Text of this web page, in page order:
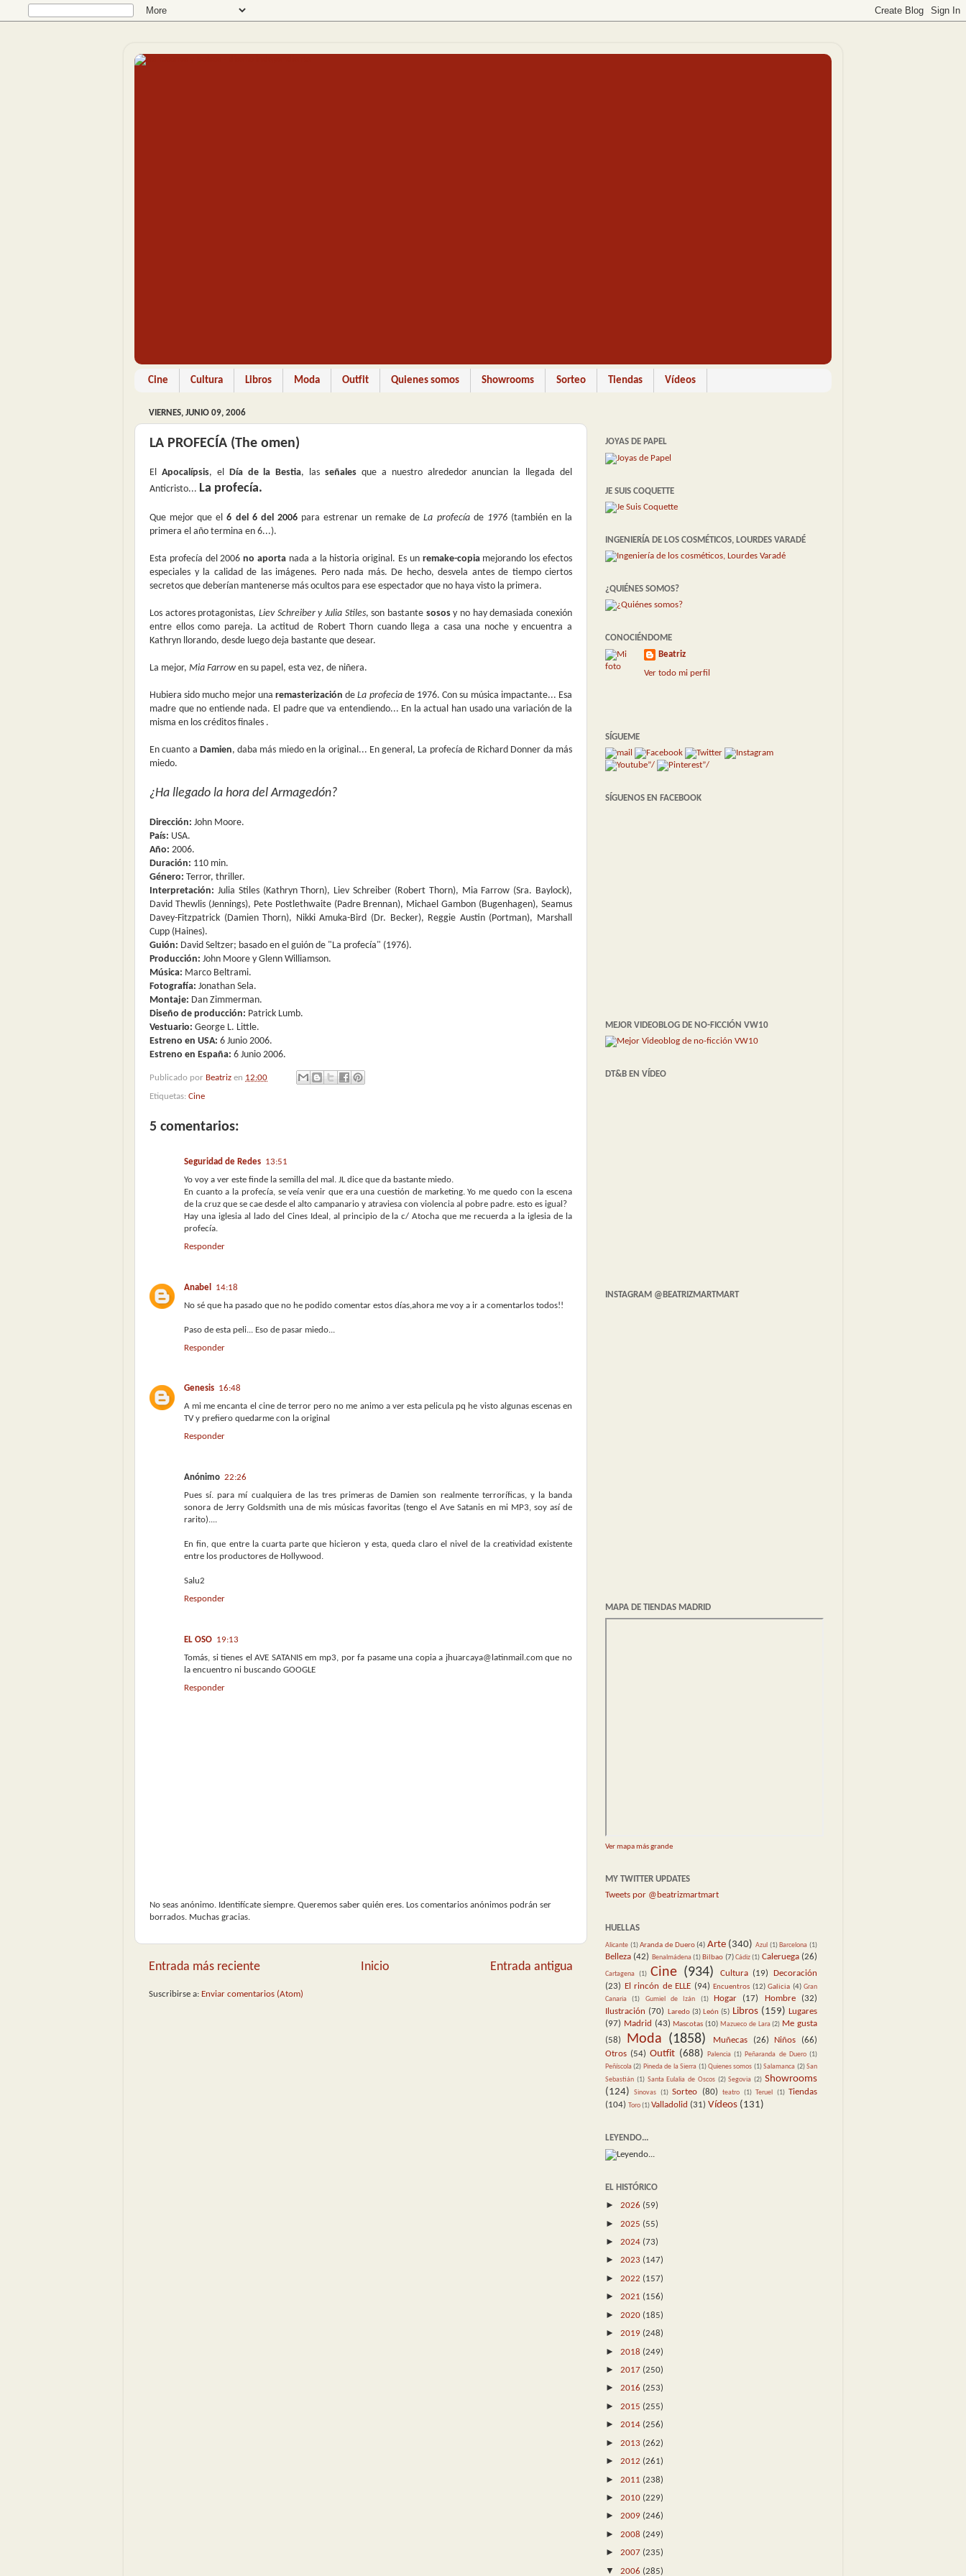
Cine Cultura Libros Moda Outfit Quienes somos Showrooms Sorteo Tiendas Vídeos
VIERNES, JUNIO 09, 2006
LA PROFECÍA (The omen)
El Apocalípsis, el Día de la Bestia, las señales que a nuestro alrededor anuncian la llegada del
Anticristo... La profecía.
Que mejor que el6 del 6 del 2006para estrenar un remake deLa profecíade 1976(también en la
primera el año termina en 6...).
Esta profecía del 2006no aporta nada a la historia original. Es un remake-copiamejorando los efectos
especiales y la calidad de las imágenes. Pero nada más. De hecho, desvela antes de tiempo ciertos
secretos que deberían mantenerse más ocultos para ese espectador que no haya visto la primera.
Los actores protagonistas, Liev Schreiber y Julia Stiles, son bastante sososy no hay demasiada conexión
entre ellos como pareja. La actitud de Robert Thorn cuando llega a casa una noche y encuentra a
Kathryn llorando, desde luego deja bastante que desear.
La mejor, Mia Farrow en su papel, esta vez, de niñera.
Hubiera sido mucho mejor una remasterización deLa profeciade 1976. Con su música impactante... Esa
madre que no entiende nada. El padre que va entendiendo... En la actual han usado una variación de la
misma en los créditos finales .
En cuanto a Damien, daba más miedo en la original... En general, La profecía de Richard Donner da más
miedo.
¿Ha llegado la hora del Armagedón?
Dirección: John Moore.
País: USA.
Año: 2006.
Duración: 110 min.
Género: Terror, thriller.
Interpretación: Julia Stiles (Kathryn Thorn), Liev Schreiber (Robert Thorn), Mia Farrow (Sra. Baylock),
David Thewlis (Jennings), Pete Postlethwaite (Padre Brennan), Michael Gambon (Bugenhagen), Seamus
Davey-Fitzpatrick (Damien Thorn), Nikki Amuka-Bird (Dr. Becker), Reggie Austin (Portman), Marshall
Cupp (Haines).
Guión: David Seltzer; basado en el guión de "La profecía" (1976).
Producción: John Moore y Glenn Williamson.
Música: Marco Beltrami.
Fotografía: Jonathan Sela.
Montaje: Dan Zimmerman.
Diseño de producción: Patrick Lumb.
Vestuario: George L. Little.
Estreno en USA: 6 Junio 2006.
Estreno en España: 6 Junio 2006.
Publicado por Beatriz en 12:00
Etiquetas: Cine
5 comentarios:
Seguridad de Redes 13:51
Yo voy a ver este finde la semilla del mal. JL dice que da bastante miedo.
En cuanto a la profecía, se veía venir que era una cuestión de marketing. Yo me quedo con la escena
de la cruz que se cae desde el alto campanario y atraviesa con violencia al pobre padre. esto es igual?
Hay una iglesia al lado del Cines Ideal, al principio de la c/ Atocha que me recuerda a la iglesia de la
profecía.
Responder
Anabel 14:18
No sé que ha pasado que no he podido comentar estos días,ahora me voy a ir a comentarlos todos!!
Paso de esta peli... Eso de pasar miedo...
Responder
Genesis 16:48
A mi me encanta el cine de terror pero no me animo a ver esta pelicula pq he visto algunas escenas en
TV y prefiero quedarme con la original
Responder
Anónimo 22:26
Pues sí. para mí cualquiera de las tres primeras de Damien son realmente terroríficas, y la banda
sonora de Jerry Goldsmith una de mis músicas favoritas (tengo el Ave Satanis en mi MP3, soy así de
rarito)....
En fin, que entre la cuarta parte que hicieron y esta, queda claro el nivel de la creatividad existente
entre los productores de Hollywood.
Salu2
Responder
EL OSO 19:13
Tomás, si tienes el AVE SATANIS em mp3, por fa pasame una copia a jhuarcaya@latinmail.com que no
la encuentro ni buscando GOOGLE
Responder
No seas anónimo. Identifícate siempre. Queremos saber quién eres. Los comentarios anónimos podrán ser
borrados. Muchas gracias.
Entrada más reciente Entrada antigua
Inicio
Suscribirse a: Enviar comentarios (Atom)
JOYAS DE PAPEL
JE SUIS COQUETTE
INGENIERÍA DE LOS COSMÉTICOS, LOURDES VARADÉ
¿QUIÉNES SOMOS?
CONOCIÉNDOME
Beatriz
Ver todo mi perfil
SÍGUEME
SÍGUENOS EN FACEBOOK
MEJOR VIDEOBLOG DE NO-FICCIÓN VW10
DT&B EN VÍDEO
INSTAGRAM @BEATRIZMARTMART
MAPA DE TIENDAS MADRID
Ver mapa más grande
MY TWITTER UPDATES
Tweets por @beatrizmartmart
HUELLAS
Alicante (1) Aranda de Duero (4) Arte (340) Azul (1) Barcelona (1)
Belleza (42) Benalmádena (1) Bilbao (7) Cádiz (1) Caleruega (26)
Cartagena (1) Cine (934) Cultura (19)
Decoración
(23) El rincón de ELLE (94) Encuentros (12) Galicia (4) Gran
Canaria
(1) Gumiel de Izán (1) Hogar (17) Hombre
(32)
Ilustración (70) Laredo (3) León (5) Libros (159) Lugares
(97) Madrid (43) Mascotas (10) Mazueco de Lara (2) Me gusta
(58)
Moda (1858) Muñecas (26) Niños
(66)
Otros (54) Outfit (688) Palencia (1) Peñaranda de Duero (1)
Peñíscola (2) Pineda de la Sierra (1) Quienes somos (1) Salamanca (2) San
Sebastián (1) Santa Eulalia de Oscos (2) Segovia (2) Showrooms
(124)
Sinovas (1) Sorteo (80) teatro (1) Teruel (1)
Tiendas
(104) Toro(1)Valladolid (31) Vídeos (131)
LEYENDO...
EL HISTÓRICO
► 2026 (59)
► 2025 (55)
► 2024 (73)
► 2023 (147)
► 2022 (157)
► 2021 (156)
► 2020 (185)
► 2019 (248)
► 2018 (249)
► 2017 (250)
► 2016 (253)
► 2015 (255)
► 2014 (256)
► 2013 (262)
► 2012 (261)
► 2011 (238)
► 2010 (229)
► 2009 (246)
► 2008 (249)
► 2007 (235)
▼ 2006 (285)